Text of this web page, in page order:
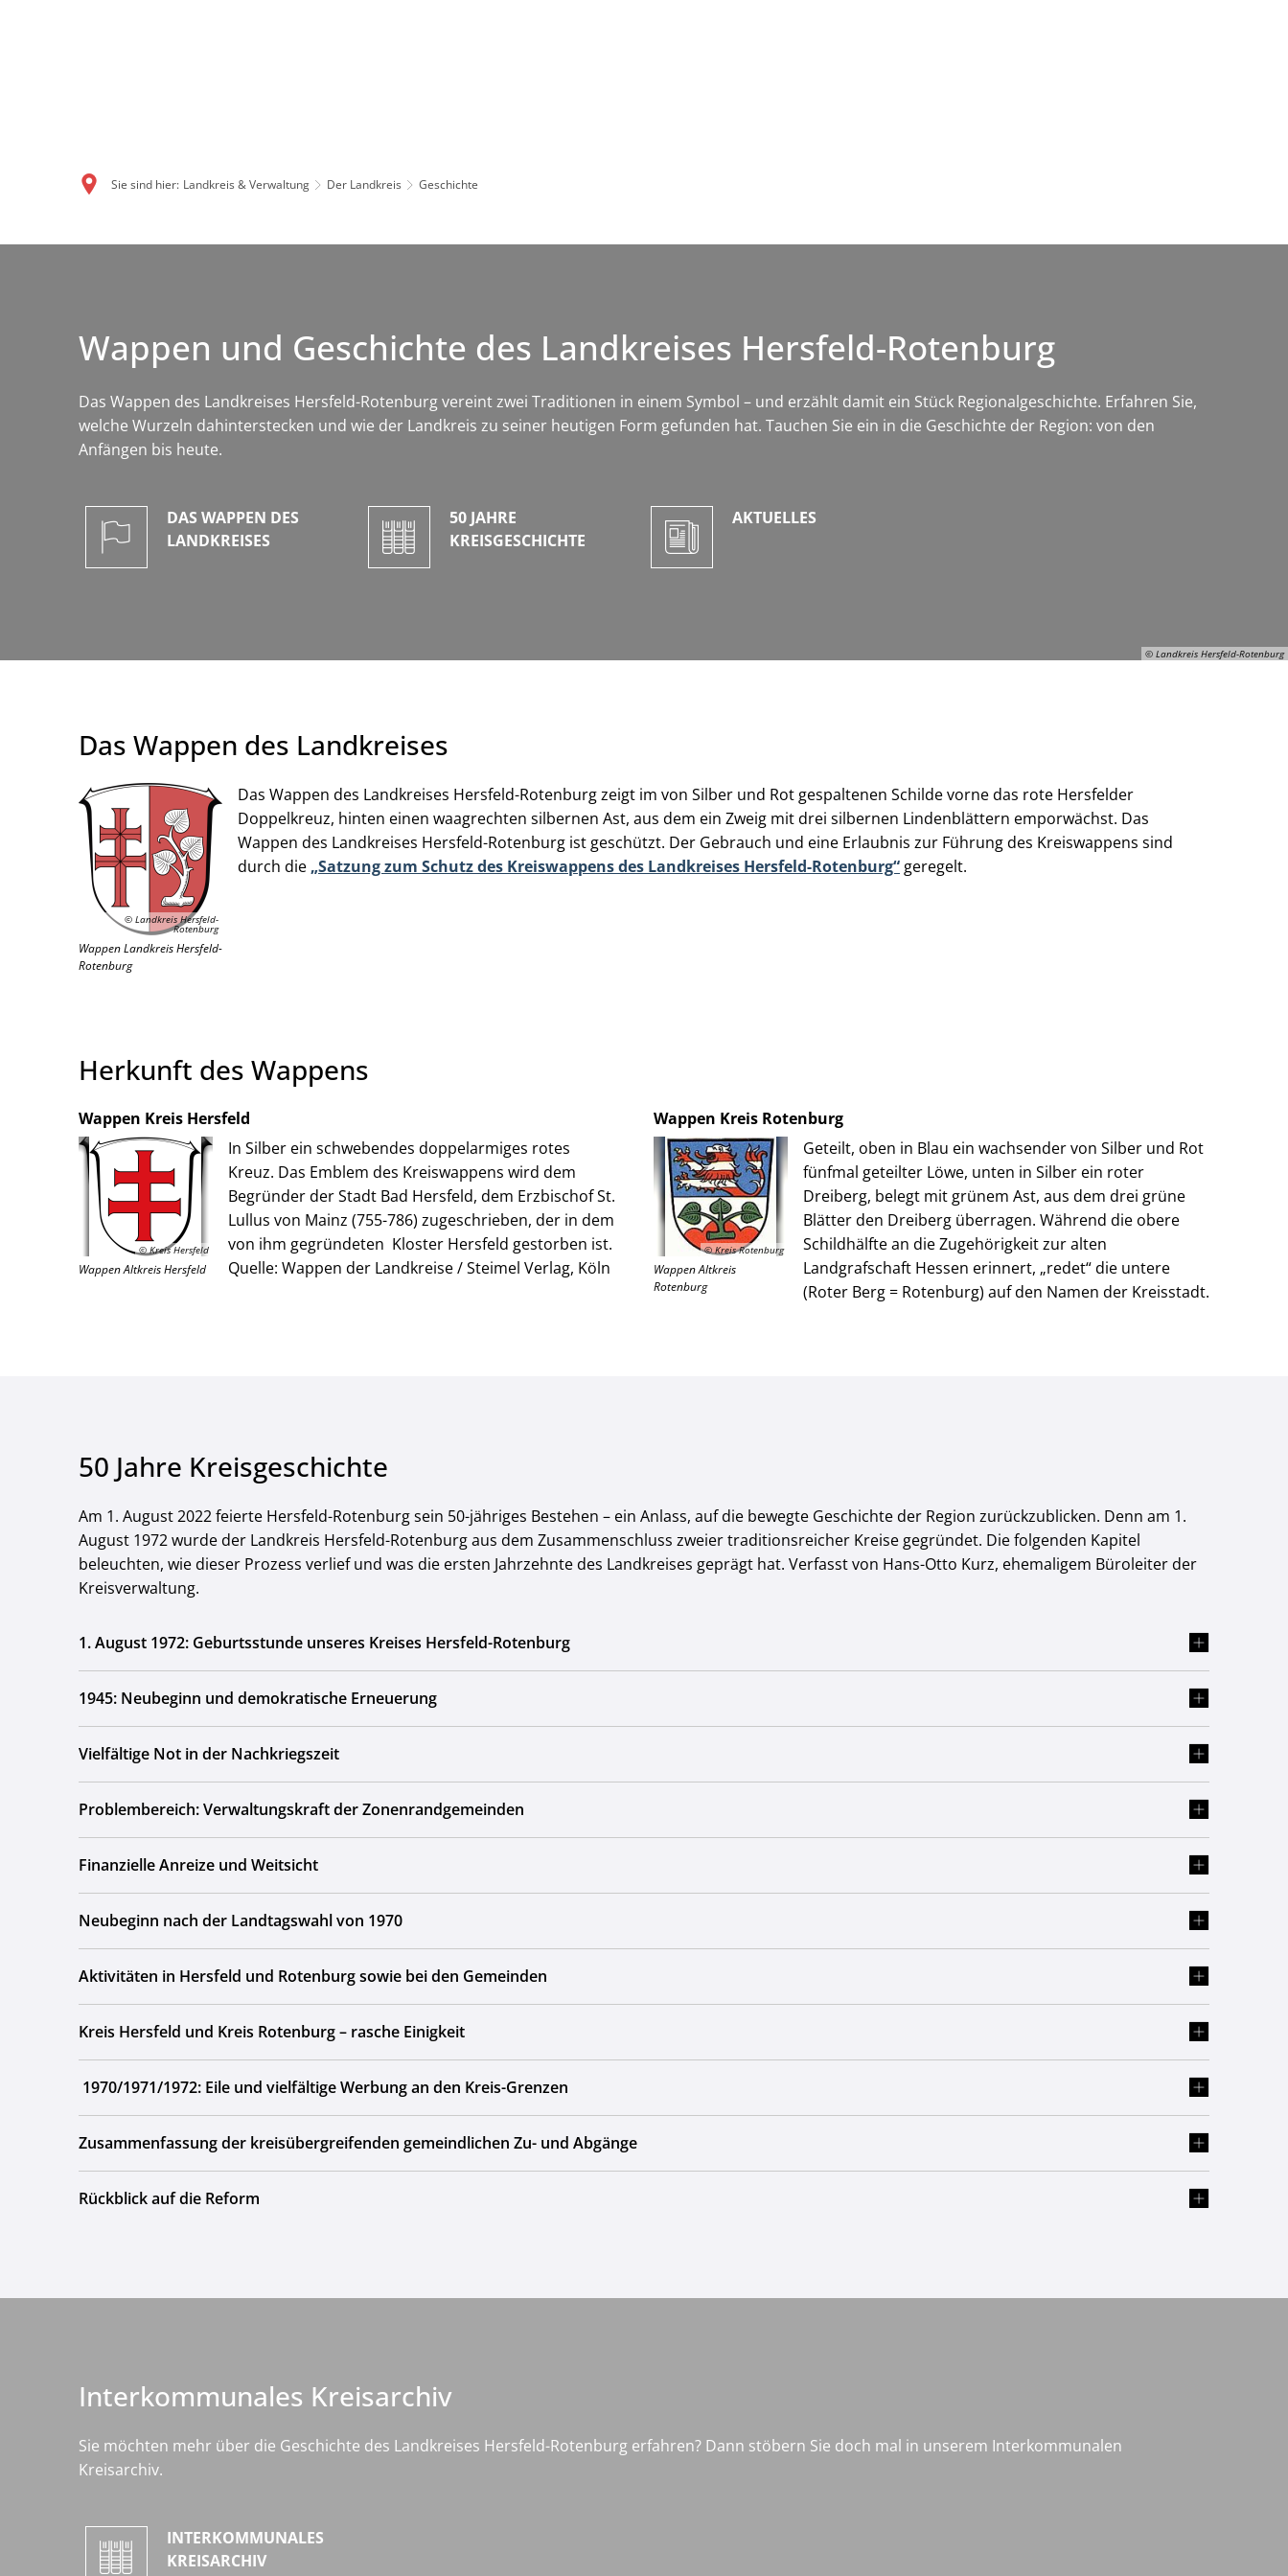
Sie sind hier: Landkreis & Verwaltung Der Landkreis Geschichte
© Landkreis Hersfeld-Rotenburg
Wappen und Geschichte des Landkreises Hersfeld-Rotenburg
Das Wappen des Landkreises Hersfeld-Rotenburg vereint zwei Traditionen in einem Symbol – und erzählt damit ein Stück Regionalgeschichte. Erfahren Sie,
welche Wurzeln dahinterstecken und wie der Landkreis zu seiner heutigen Form gefunden hat. Tauchen Sie ein in die Geschichte der Region: von den
Anfängen bis heute.
DAS WAPPEN DES
LANDKREISES
50 JAHRE
KREISGESCHICHTE
AKTUELLES
Das Wappen des Landkreises
© Landkreis Hersfeld-
Rotenburg
Wappen Landkreis Hersfeld-
Rotenburg
Das Wappen des Landkreises Hersfeld-Rotenburg zeigt im von Silber und Rot gespaltenen Schilde vorne das rote Hersfelder
Doppelkreuz, hinten einen waagrechten silbernen Ast, aus dem ein Zweig mit drei silbernen Lindenblättern emporwächst. Das
Wappen des Landkreises Hersfeld-Rotenburg ist geschützt. Der Gebrauch und eine Erlaubnis zur Führung des Kreiswappens sind
durch die „Satzung zum Schutz des Kreiswappens des Landkreises Hersfeld-Rotenburg“ geregelt.
Herkunft des Wappens
Wappen Kreis Hersfeld
© Kreis Hersfeld
Wappen Altkreis Hersfeld
In Silber ein schwebendes doppelarmiges rotes
Kreuz. Das Emblem des Kreiswappens wird dem
Begründer der Stadt Bad Hersfeld, dem Erzbischof St.
Lullus von Mainz (755-786) zugeschrieben, der in dem
von ihm gegründeten Kloster Hersfeld gestorben ist.
Quelle: Wappen der Landkreise / Steimel Verlag, Köln
Wappen Kreis Rotenburg
© Kreis Rotenburg
Wappen Altkreis
Rotenburg
Geteilt, oben in Blau ein wachsender von Silber und Rot
fünfmal geteilter Löwe, unten in Silber ein roter
Dreiberg, belegt mit grünem Ast, aus dem drei grüne
Blätter den Dreiberg überragen. Während die obere
Schildhälfte an die Zugehörigkeit zur alten
Landgrafschaft Hessen erinnert, „redet“ die untere
(Roter Berg = Rotenburg) auf den Namen der Kreisstadt.
50 Jahre Kreisgeschichte
Am 1. August 2022 feierte Hersfeld-Rotenburg sein 50-jähriges Bestehen – ein Anlass, auf die bewegte Geschichte der Region zurückzublicken. Denn am 1.
August 1972 wurde der Landkreis Hersfeld-Rotenburg aus dem Zusammenschluss zweier traditionsreicher Kreise gegründet. Die folgenden Kapitel
beleuchten, wie dieser Prozess verlief und was die ersten Jahrzehnte des Landkreises geprägt hat. Verfasst von Hans-Otto Kurz, ehemaligem Büroleiter der
Kreisverwaltung.
1. August 1972: Geburtsstunde unseres Kreises Hersfeld-Rotenburg
1945: Neubeginn und demokratische Erneuerung
Vielfältige Not in der Nachkriegszeit
Problembereich: Verwaltungskraft der Zonenrandgemeinden
Finanzielle Anreize und Weitsicht
Neubeginn nach der Landtagswahl von 1970
Aktivitäten in Hersfeld und Rotenburg sowie bei den Gemeinden
Kreis Hersfeld und Kreis Rotenburg – rasche Einigkeit
1970/1971/1972: Eile und vielfältige Werbung an den Kreis-Grenzen
Zusammenfassung der kreisübergreifenden gemeindlichen Zu- und Abgänge
Rückblick auf die Reform
Interkommunales Kreisarchiv
Sie möchten mehr über die Geschichte des Landkreises Hersfeld-Rotenburg erfahren? Dann stöbern Sie doch mal in unserem Interkommunalen
Kreisarchiv.
INTERKOMMUNALES
KREISARCHIV